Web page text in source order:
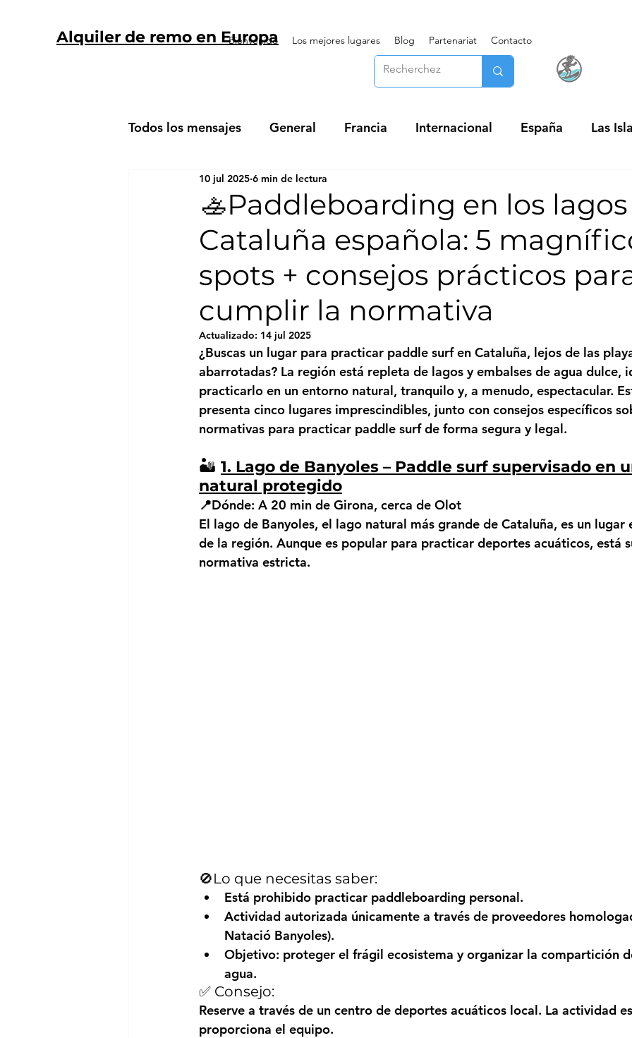
Alquiler de remo en Europa
Bienvenido Los mejores lugares Blog Partenariat Contacto
Todos los mensajes General Francia Internacional España Las
🚣️Paddleboarding en los
Cataluña española: 5
spots + consejos prácticos
cumplir la normativa
10 jul 2025 6 min de lectura
Actualizado: 14 jul 2025
¿Buscas un lugar para practicar paddle surf en Cataluña, lejos de las
abarrotadas? La región está repleta de lagos y embalses de agua dulce,
practicarlo en un entorno natural, tranquilo y, a menudo, espectacular.
presenta cinco lugares imprescindibles, junto con consejos específicos
normativas para practicar paddle surf de forma segura y legal.
🏜️ 1. Lago de Banyoles – Paddle surf supervisado en
natural protegido
📍Dónde: A 20 min de Girona, cerca de Olot
El lago de Banyoles, el lago natural más grande de Cataluña, es un
de la región. Aunque es popular para practicar deportes acuáticos, está
normativa estricta.
🚫Lo que necesitas saber:
Está prohibido practicar paddleboarding personal.
Actividad autorizada únicamente a través de proveedores
Natació Banyoles).
Objetivo: proteger el frágil ecosistema y organizar la compartición
agua.
✅ Consejo:
Reserve a través de un centro de deportes acuáticos local. La actividad
proporciona el equipo.